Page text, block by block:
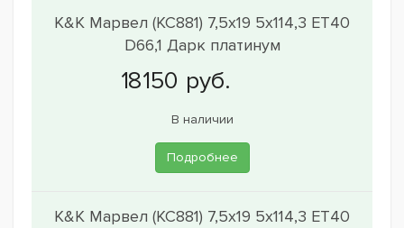
K&K Марвел (КС881) 7,5x19 5x114,3 ET40
D66,1 Дарк платинум
В наличии
Подробнее
K&K Марвел (КС881) 7,5x19 5x114,3 ET40